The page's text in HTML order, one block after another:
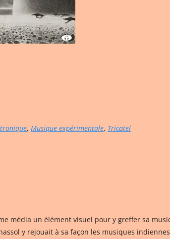
, Musique expérimentale, Tricatel
média un élément visuel pour y greffer sa
y rejouait à sa façon les musiques